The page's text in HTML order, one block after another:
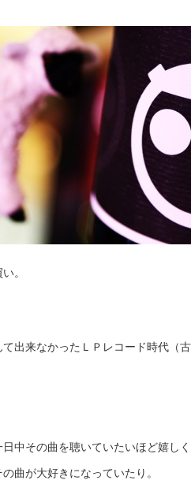
。
出来なかったＬＰレコード時代（
中その曲を聴いていたいほど嬉し
曲が大好きになっていたり。